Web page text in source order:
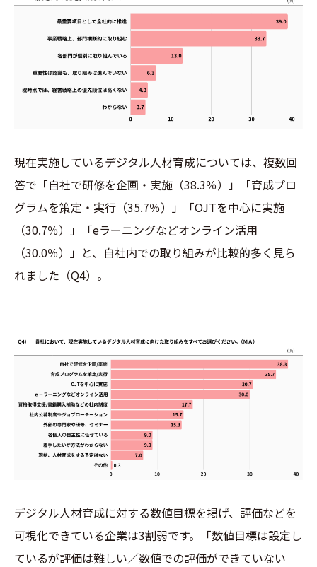
現在実施しているデジタル人材育成については、複数回
答で「自社で研修を企画・実施（38.3％）」「育成プロ
グラムを策定・実行（35.7％）」「OJTを中心に実施
（30.7％）」「eラーニングなどオンライン活用
（30.0％）」と、自社内での取り組みが比較的多く見ら
れました（Q4）。
デジタル人材育成に対する数値目標を掲げ、評価などを
可視化できている企業は3割弱です。「数値目標は設定し
ているが評価は難しい／数値での評価ができていない